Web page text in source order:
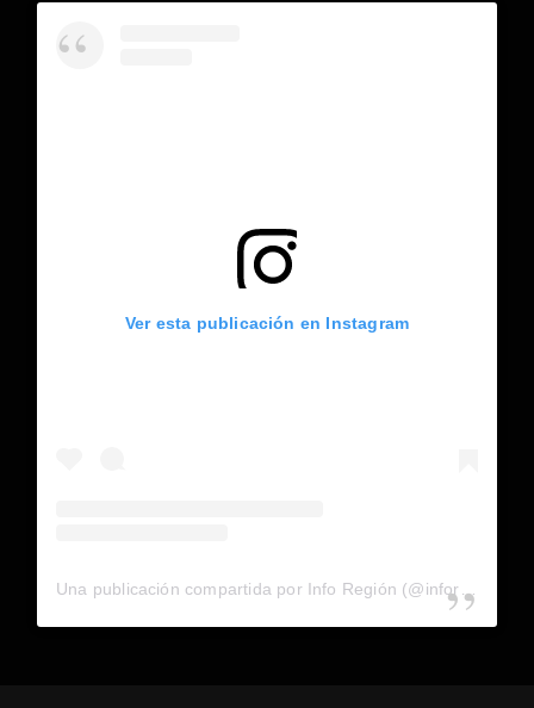
Ver esta publicación en Instagram